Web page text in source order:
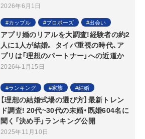
2026年6月1日
カップル プロポーズ 出会い
アプリ婚のリアルを大調査!経験者の約2
人に1人が結婚。 タイパ重視の時代、ア
プリは「理想のパートナー」への近道か
2026年1月15日
ランキング 家族 結婚
【理想の結婚式場の選び方】最新トレン
ド調査! 20代~30代の未婚・既婚604名に
聞く「決め手」ランキング公開
2025年11月10日